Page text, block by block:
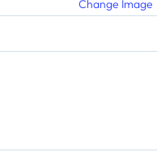
Change Image